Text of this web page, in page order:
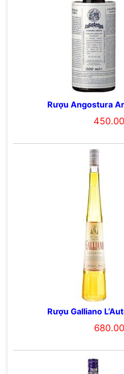
Rượu Angostura
Rượu Galliano